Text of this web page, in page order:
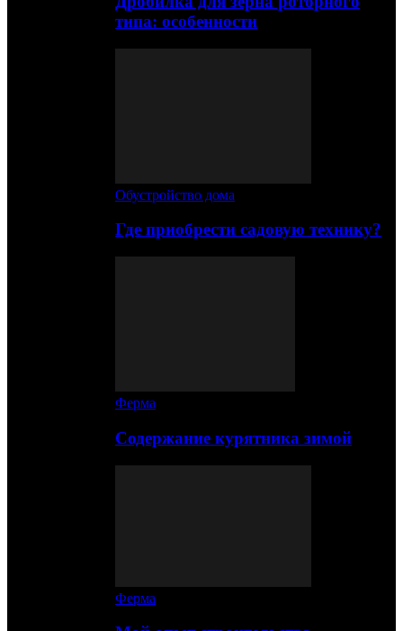
типа: особенности
Обустройство дома
Где приобрести садовую технику?
Ферма
Содержание курятника зимой
Ферма